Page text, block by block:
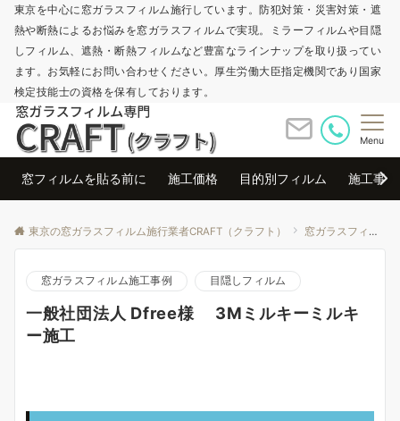
東京を中心に窓ガラスフィルム施行しています。防犯対策・災害対策・遮
熱や断熱によるお悩みを窓ガラスフィルムで実現。ミラーフィルムや目隠
しフィルム、遮熱・断熱フィルムなど豊富なラインナップを取り扱ってい
ます。お気軽にお問い合わせください。厚生労働大臣指定機関であり国家
検定技能士の資格を保有しております。
Menu
窓フィルムを貼る前に 施工価格 目的別フィルム 施工事例
東京の窓ガラスフィルム施行業者CRAFT（クラフト） 窓ガラスフィルム施工事例
窓ガラスフィルム施工事例 目隠しフィルム
一般社団法人 Dfree様 3Ⅿミルキーミルキ
ー施工